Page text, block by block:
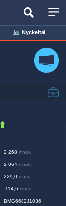
Nyckeltal
2 268 mnok
2 964 mnok
229,0 musd
-114,6 musd
BMG6682J1036